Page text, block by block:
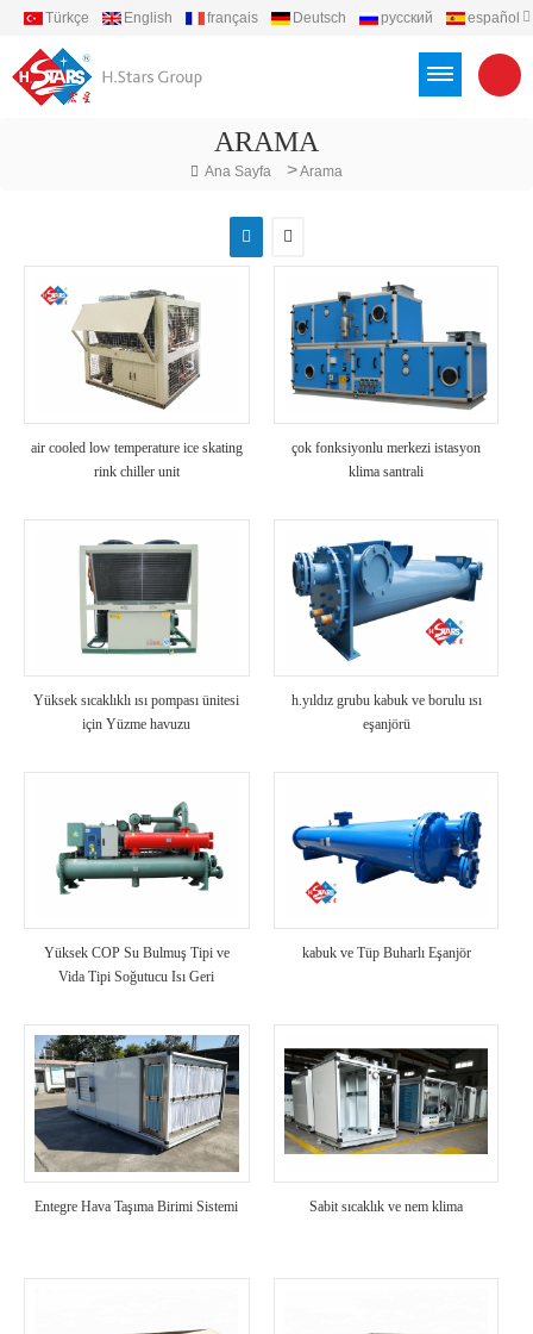
Türkçe English français Deutsch русский
español
ARAMA
Ana Sayfa >Arama
air cooled low temperature ice skating
rink chiller unit
çok fonksiyonlu merkezi istasyon
klima santrali
Yüksek sıcaklıklı ısı pompası ünitesi
için Yüzme havuzu
h.yıldız grubu kabuk ve borulu ısı
eşanjörü
Yüksek COP Su Bulmuş Tipi ve
Vida Tipi Soğutucu Isı Geri
kabuk ve Tüp Buharlı Eşanjör
Entegre Hava Taşıma Birimi Sistemi Sabit sıcaklık ve nem klima